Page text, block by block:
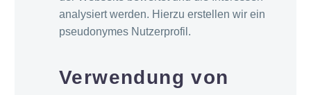
analysiert werden. Hierzu erstellen wir ein
pseudonymes Nutzerprofil.
Verwendung von